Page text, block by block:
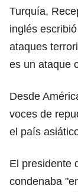
Turquía,
inglés
ataques
es un ataque
Desde
voces de
el país
El presidente
condenaba